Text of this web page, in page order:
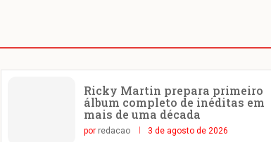
Ricky Martin prepara primeiro
álbum completo de inéditas em
mais de uma década
por redacao 3 de agosto de 2026